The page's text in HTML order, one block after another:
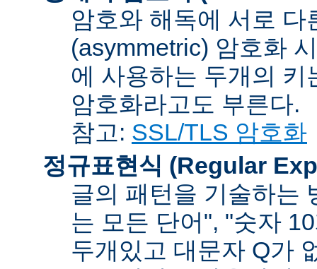
암호와 해독에 서로
(asymmetric) 암호화
에 사용하는 두개의
암호화라고도 부른다.
참고: SSL/TLS 암호화
정규표현식 (Regular
글의 패턴을 기술하는
는 모든 단어", "숫자
두개있고 대문자 Q가